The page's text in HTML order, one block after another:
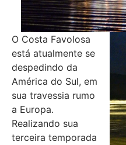
O Costa Favolosa
está atualmente se
despedindo da
América do Sul, em
sua travessia rumo
a Europa.
Realizando sua
terceira temporada